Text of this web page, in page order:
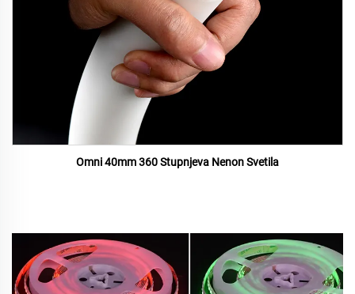
Omni 40mm 360 Stupnjeva Nenon Svetila